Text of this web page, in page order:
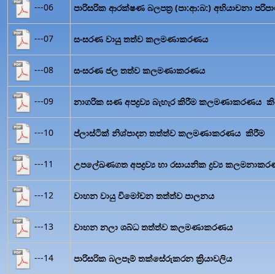
---06 පාරිසරික ආරක්ෂණ බලපත්‍ර (පා:ආ:බ:) අභියාචනා
---07 සංසරණ වායු තත්ව කලමණාකරණය
---08 සංසරණ ජල තත්ව කලමණාකරණය
---09 නාගරික ඝණ අපද්‍රව්‍ය බැහැර කිරීම කලමණාකරණය
---10 ප්ලාස්ටික් නිශ්පාදන තත්ත්ව කලමණාකරණය කිරීම
---11 උපලේඛණගත අපද්‍රව්‍ය හා රසායනික ද්‍රව්‍ය
---12 වාහන වායු විමෝචන තත්ත්ව පාලනය
---13 වාහන නලා ශබ්ධ තත්ත්ව කලමණාකරණය
---14 පාරිසරික බලපෑම් තක්සේරුකරන ක්‍රියාවලිය